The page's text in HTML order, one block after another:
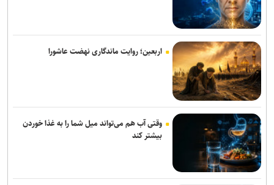
«آبجی‌ها و آقاجان» در تالار حافظ روی صحنه می‌رود
پیام تسلیت وزیر فرهنگ در پی درگذشت نویسنده پیشکسوت مطبوعات
«محمد حقیقی» درگذشت
اربعین؛ روایت ماندگاری نهضت عاشورا
وقتی آب هم می‌تواند میل شما را به غذا خوردن
بیشتر کند